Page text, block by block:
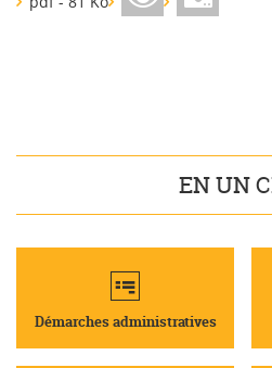
EN UN
Démarches administratives